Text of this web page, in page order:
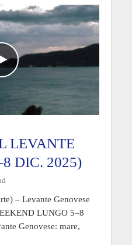
LEVANTE
DIC. 2025)
– Levante Genovese
LUNGO 5–8
Genovese: mare,